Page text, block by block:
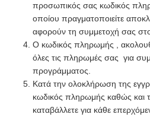
προσωπικός σας κωδικός
οποίου πραγματοποιείτε
αφορούν τη συμμετοχή σας
Ο κωδικός πληρωμής ,
όλες τις πληρωμές σας για
προγράμματος.
Κατά την ολοκλήρωση της
κωδικός πληρωμής καθώς και
καταβάλλετε για κάθε